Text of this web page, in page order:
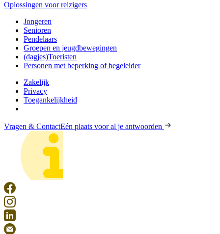
Oplossingen voor reizigers
Jongeren
Senioren
Pendelaars
Groepen en jeugdbewegingen
(dagjes)Toeristen
Personen met beperking of begeleider
Zakelijk
Privacy
Toegankelijkheid
Vragen & ContactEén plaats voor al je antwoorden